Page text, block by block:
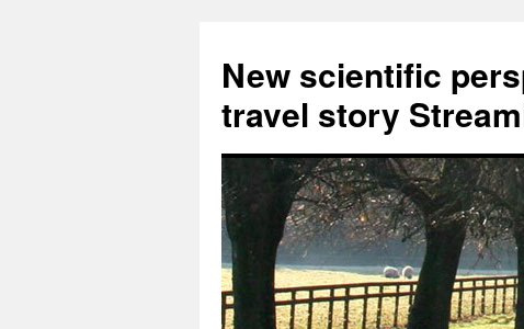
New scientific
travel story